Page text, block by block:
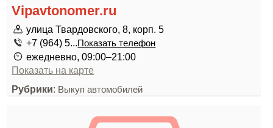
Vipavtonomer.ru
улица Твардовского, 8, корп. 5
+7 (964) 5...Показать телефон
ежедневно, 09:00–21:00
Показать на карте
Рубрики: Выкуп автомобилей